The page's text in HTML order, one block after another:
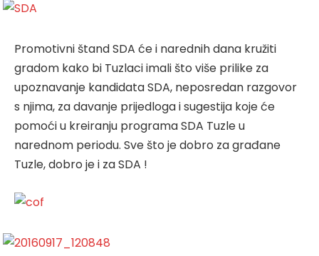
Promotivni štand SDA će i narednih dana kružiti
gradom kako bi Tuzlaci imali što više prilike za
upoznavanje kandidata SDA, neposredan razgovor
s njima, za davanje prijedloga i sugestija koje će
pomoći u kreiranju programa SDA Tuzle u
narednom periodu. Sve što je dobro za građane
Tuzle, dobro je i za SDA !